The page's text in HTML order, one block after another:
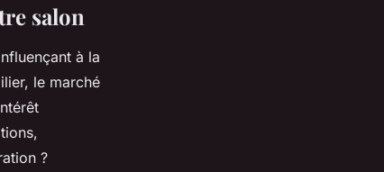
salon
à la
le marché
?